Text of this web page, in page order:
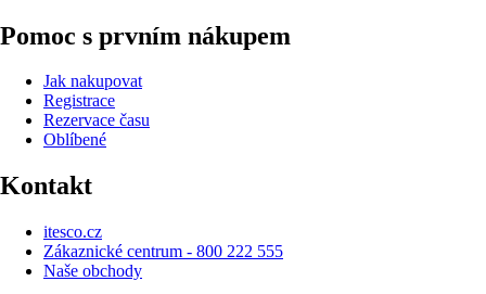
Pomoc s prvním nákupem
Jak nakupovat
Registrace
Rezervace času
Oblíbené
Kontakt
itesco.cz
Zákaznické centrum - 800 222 555
Naše obchody